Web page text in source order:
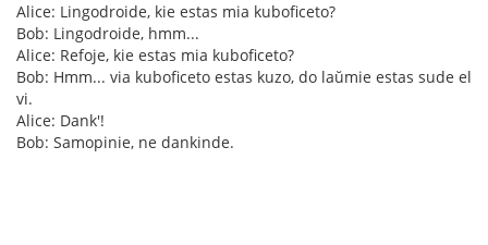
Alice: Lingodroide, kie estas mia kuboficeto?
Bob: Lingodroide, hmm...
Alice: Refoje, kie estas mia kuboficeto?
Bob: Hmm... via kuboficeto estas kuzo, do laŭmie estas sude el
vi.
Alice: Dank'!
Bob: Samopinie, ne dankinde.